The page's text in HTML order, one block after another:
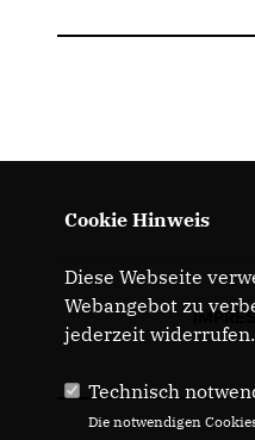
Cookie Hinweis
Diese Webseite
Webangebot zu
jederzeit
Technisch
Die notwendigen